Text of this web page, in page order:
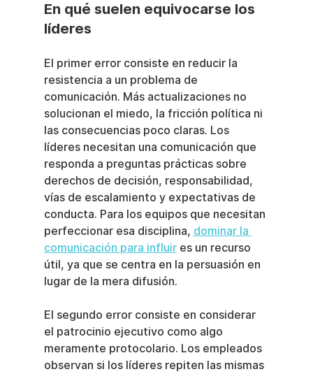
En qué suelen equivocarse los
líderes
El primer error consiste en reducir la
resistencia a un problema de
comunicación. Más actualizaciones no
solucionan el miedo, la fricción política ni
las consecuencias poco claras. Los
líderes necesitan una comunicación que
responda a preguntas prácticas sobre
derechos de decisión, responsabilidad,
vías de escalamiento y expectativas de
conducta. Para los equipos que necesitan
perfeccionar esa disciplina, dominar la
comunicación para influir es un recurso
útil, ya que se centra en la persuasión en
lugar de la mera difusión.
El segundo error consiste en considerar
el patrocinio ejecutivo como algo
meramente protocolario. Los empleados
observan si los líderes repiten las mismas